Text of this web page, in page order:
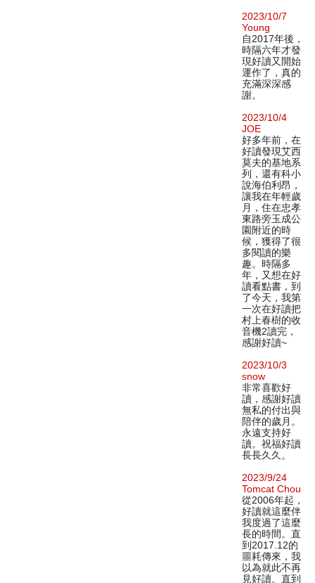
2023/10/7
Young
自2017年後，
時隔六年才發
現好讀又開始
運作了，真的
充滿深深感
謝。
2023/10/4
JOE
好多年前，在
好讀發現艾西
莫夫的基地系
列，還有科小
說海伯利昂，
讓我在年輕歲
月，住在忠孝
東路旁玉成公
園附近的時
候，獲得了很
多閱讀的樂
趣。時隔多
年，又想在好
讀看點書，到
了今天，我第
一次在好讀把
村上春樹的收
音機2讀完，
感謝好讀~
2023/10/3
snow
非常喜歡好
讀，感謝好讀
無私的付出與
陪伴的歲月。
永遠支持好
讀。祝福好讀
長長久久。
2023/9/24
Tomcat Chou
從2006年起，
好讀就這麼伴
我度過了這麼
長的時間。直
到2017.12的
噩耗傳來，我
以為就此不再
見好讀。直到